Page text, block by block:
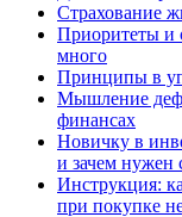
Страхование
Приоритеты и
много
Принципы в
Мышление
финансах
Новичку в
и зачем нужен
Инструкция:
при покупке